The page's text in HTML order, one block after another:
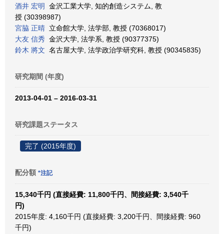
酒井 宏明
金沢工業大学, 知的創造システム, 教
授 (30398987)
宮脇 正晴 立命館大学, 法学部, 教授 (70368017)
大友 信秀 金沢大学, 法学系, 教授 (90377375)
鈴木 將文 名古屋大学, 法学政治学研究科, 教授 (90345835)
研究期間 (年度)
2013-04-01 – 2016-03-31
研究課題ステータス
完了 (2015年度)
配分額 *注記
15,340千円 (直接経費: 11,800千円、間接経費: 3,540千
円)
2015年度: 4,160千円 (直接経費: 3,200千円、間接経費: 960
千円)